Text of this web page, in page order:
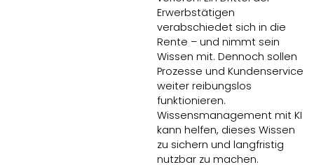
Erwerbstätigen
verabschiedet sich in die
Rente – und nimmt sein
Wissen mit. Dennoch sollen
Prozesse und Kundenservice
weiter reibungslos
funktionieren.
Wissensmanagement mit KI
kann helfen, dieses Wissen
zu sichern und langfristig
nutzbar zu machen.